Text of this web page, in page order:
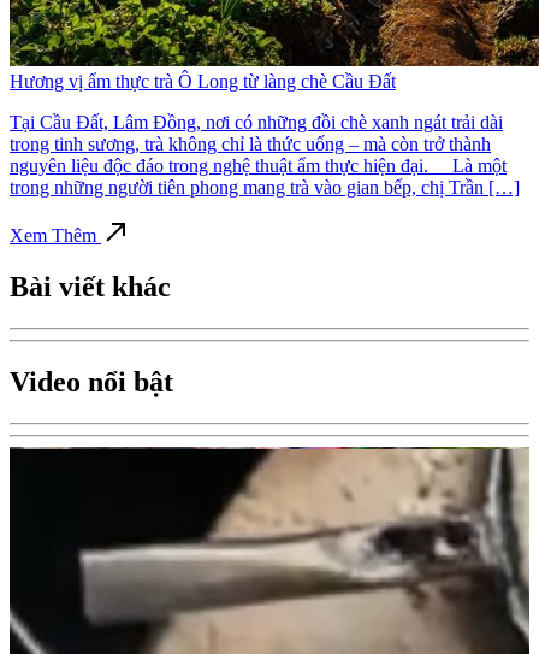
Hương vị ẩm thực trà Ô Long từ làng chè Cầu Đất
Tại Cầu Đất, Lâm Đồng, nơi có những đồi chè xanh ngát trải dài
trong tinh sương, trà không chỉ là thức uống – mà còn trở thành
nguyên liệu độc đáo trong nghệ thuật ẩm thực hiện đại. Là một
trong những người tiên phong mang trà vào gian bếp, chị Trần […]
Xem Thêm
Bài viết khác
Video nổi bật